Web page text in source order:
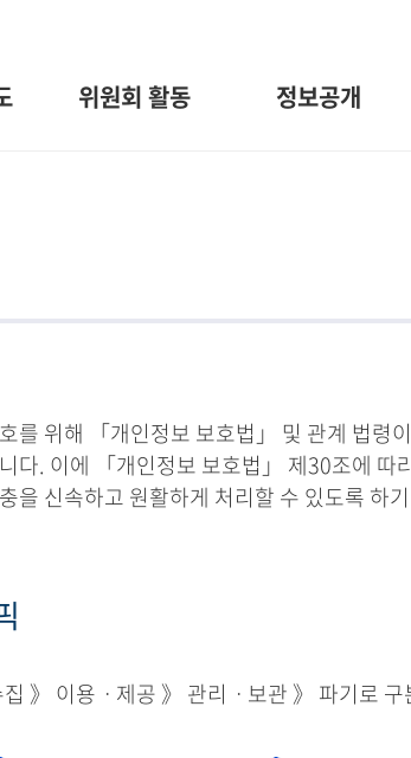
위원회 활동 정보공개
를 위해 「개인정보 보호법」 및 관계 법령
다. 이에 「개인정보 보호법」 제30조에 따
을 신속하고 원활하게 처리할 수 있도록 하
》 이용ㆍ제공 》 관리ㆍ보관 》 파기로